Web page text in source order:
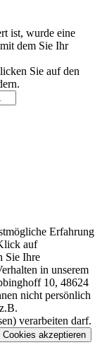
ist, wurde eine
dem Sie Ihr
Sie auf den
Erfahrung
auf
Sie Ihre
in unserem
10, 48624
nicht persönlich
verarbeiten darf.
Cookies akzeptieren